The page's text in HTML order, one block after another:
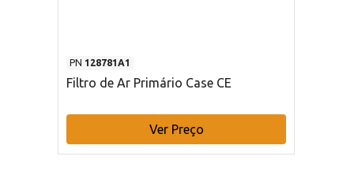
PN 128781A1
Filtro de Ar Primário Case CE
Ver Preço